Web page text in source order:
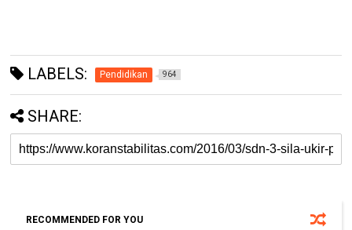
LABELS: Pendidikan 964
SHARE:
RECOMMENDED FOR YOU